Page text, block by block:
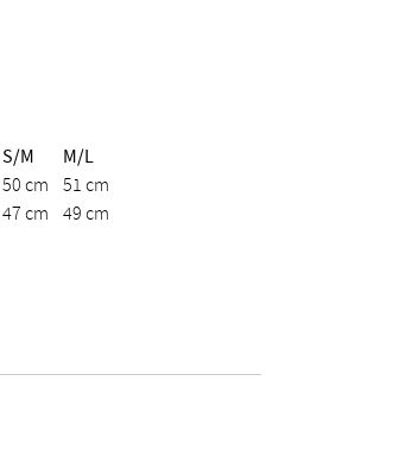
S/M
M/L
50 cm
51 cm
47 cm 49 cm